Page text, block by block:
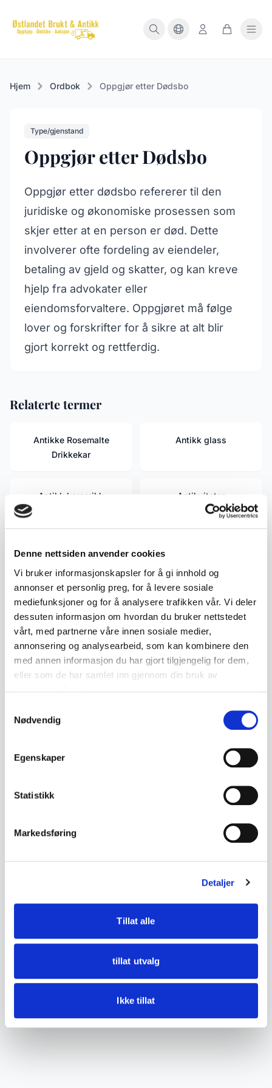
Denne nettsiden anvender cookies
Vi bruker informasjonskapsler for å gi innhold og
annonser et personlig preg, for å levere sosiale
mediefunksjoner og for å analysere trafikken vår. Vi deler
dessuten informasjon om hvordan du bruker nettstedet
vårt, med partnerne våre innen sosiale medier,
annonsering og analysearbeid, som kan kombinere den
med annen informasjon du har gjort tilgjengelig for dem,
eller som de har samlet inn gjennom din bruk av
Nødvendig
Egenskaper
Statistikk
Markedsføring
Detaljer
Tillat alle
tillat utvalg
Ikke tillat
Hjem Ordbok Oppgjør etter Dødsbo
Type/gjenstand
Oppgjør etter Dødsbo
Oppgjør etter dødsbo refererer til den
juridiske og økonomiske prosessen som
skjer etter at en person er død. Dette
involverer ofte fordeling av eiendeler,
betaling av gjeld og skatter, og kan kreve
hjelp fra advokater eller
eiendomsforvaltere. Oppgjøret må følge
lover og forskrifter for å sikre at alt blir
gjort korrekt og rettferdig.
Relaterte termer
Antikke Rosemalte
Drikkekar
Antikk glass
Antikk keramikk Antikviteter
Bunad Dødsbo Rydder
← Tilbake til ordboken